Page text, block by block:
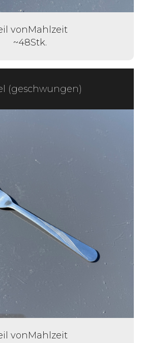
vonMahlzeit
~48Stk.
(geschwungen)
vonMahlzeit